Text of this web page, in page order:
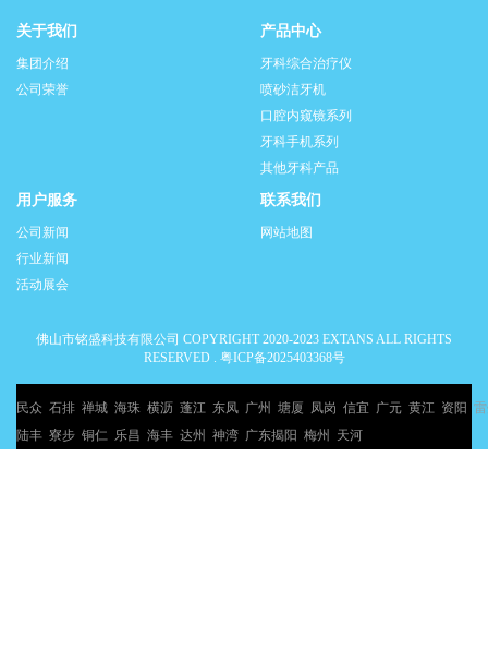
关于我们
集团介绍
公司荣誉
产品中心
牙科综合治疗仪
喷砂洁牙机
口腔内窥镜系列
牙科手机系列
其他牙科产品
用户服务
公司新闻
行业新闻
活动展会
联系我们
网站地图
佛山市铭盛科技有限公司 COPYRIGHT 2020-2023 EXTANS ALL RIGHTS
RESERVED . 粤ICP备2025403368号
民众 石排 禅城 海珠 横沥 蓬江 东凤 广州 塘厦 凤岗 信宜 广元 黄江 资阳
陆丰 寮步 铜仁 乐昌 海丰 达州 神湾 广东揭阳 梅州 天河